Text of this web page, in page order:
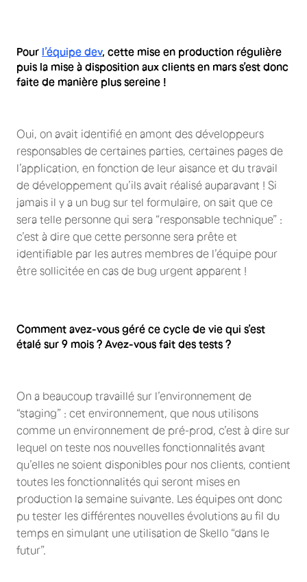
Pour l’équipe dev, cette mise en production régulière
puis la mise à disposition aux clients en mars s’est donc
faite de manière plus sereine !
Oui, on avait identifié en amont des développeurs
responsables de certaines parties, certaines pages de
l’application, en fonction de leur aisance et du travail
de développement qu’ils avait réalisé auparavant ! Si
jamais il y a un bug sur tel formulaire, on sait que ce
sera telle personne qui sera “responsable technique” :
c’est à dire que cette personne sera prête et
identifiable par les autres membres de l’équipe pour
être sollicitée en cas de bug urgent apparent !
Comment avez-vous géré ce cycle de vie qui s’est
étalé sur 9 mois ? Avez-vous fait des tests ?
On a beaucoup travaillé sur l’environnement de
“staging” : cet environnement, que nous utilisons
comme un environnement de pré-prod, c’est à dire sur
lequel on teste nos nouvelles fonctionnalités avant
qu’elles ne soient disponibles pour nos clients, contient
toutes les fonctionnalités qui seront mises en
production la semaine suivante. Les équipes ont donc
pu tester les différentes nouvelles évolutions au fil du
temps en simulant une utilisation de Skello “dans le
futur”.